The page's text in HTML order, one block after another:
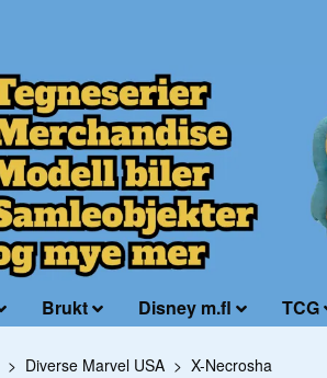
Brukt Disney m.fl TCG
Diverse Marvel USA X-Necrosha